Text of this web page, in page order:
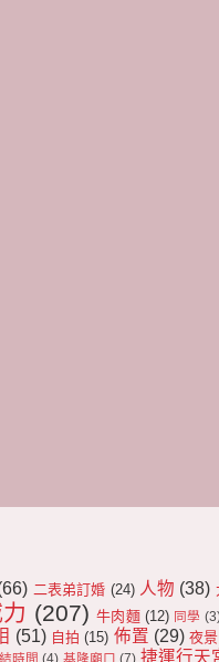
二表弟訂婚 (24) 人物 (38)
(207) 牛肉麵 (12) 同學
(51) 自拍 (15) 佈置 (29) 夜景
時間 (4) 基隆廟口 (7) 捷運行天